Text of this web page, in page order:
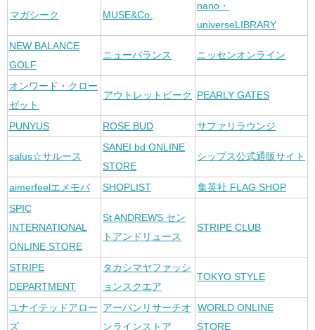
マガシーク MUSE&Co.
nano・
universeLIBRARY
NEW BALANCE
GOLF
ニューバランス ニッセンオンライン
オンワード・クロー
ゼット
アウトレットピーク PEARLY GATES
PUNYUS ROSE BUD サファリラウンジ
salus☆サルース
SANEI bd ONLINE
STORE
シップス公式通販サイト
aimerfeelエメモバ SHOPLIST
集英社 FLAG SHOP
SPIC
INTERNATIONAL
ONLINE STORE
St ANDREWS セン
トアンドリュース
STRIPE CLUB
STRIPE
DEPARTMENT
タカシマヤファッシ
ョンスクエア
TOKYO STYLE
ユナイテッドアロー
ズ
アーバンリサーチオ
ンラインストア
WORLD ONLINE
STORE